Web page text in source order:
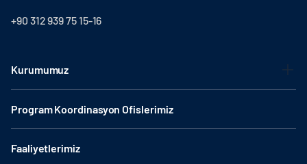
+90 312 939 75 15-16
Kurumumuz
Program Koordinasyon Ofislerimiz
Faaliyetlerimiz